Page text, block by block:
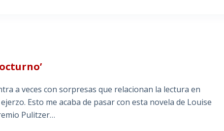
a veces con sorpresas que relacionan la lectura en
Esto me acaba de pasar con esta novela de Louise
Pulitzer…